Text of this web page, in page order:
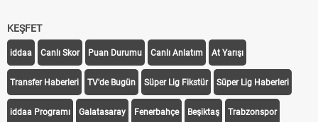
KEŞFET
iddaa Canlı Skor Puan Durumu Canlı Anlatım At Yarışı
Transfer Haberleri TV'de Bugün Süper Lig Fikstür Süper Lig Haberleri
iddaa Programı Galatasaray Fenerbahçe Beşiktaş Trabzonspor